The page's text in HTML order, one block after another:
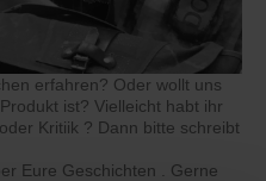
erfahren? Oder wollt uns
ist? Vielleicht habt ihr
Kritiik ? Dann bitte schreibt
Eure Geschichten . Gerne